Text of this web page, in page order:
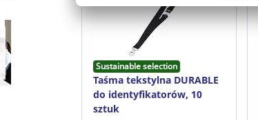
Sustainable selection
Taśma tekstylna DURABLE
do identyfikatorów, 10
sztuk